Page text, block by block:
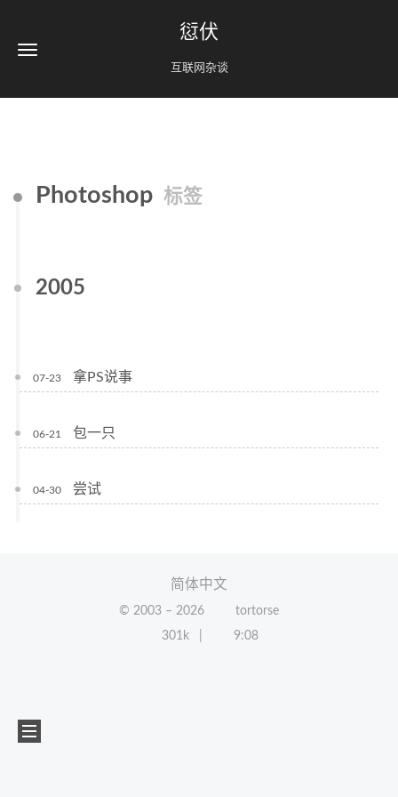
愆伏
互联网杂谈
Photoshop 标签
2005
07-23 拿PS说事
06-21 包一只
04-30 尝试
简体中文
© 2003 – 2026
tortorse
301k
9:08